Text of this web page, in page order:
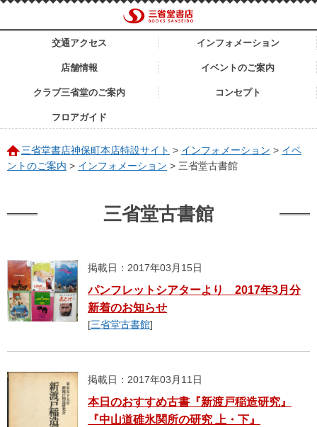
交通アクセス インフォメーション
店舗情報 イベントのご案内
クラブ三省堂のご案内 コンセプト
フロアガイド
三省堂書店神保町本店特設サイト > インフォメーション > イベ
ントのご案内 > インフォメーション > 三省堂古書館
三省堂古書館
掲載日：2017年03月15日
パンフレットシアターより 2017年3月分
新着のお知らせ
[三省堂古書館]
掲載日：2017年03月11日
本日のおすすめ古書『新渡戸稲造研究』
『中山道碓氷関所の研究 上・下』